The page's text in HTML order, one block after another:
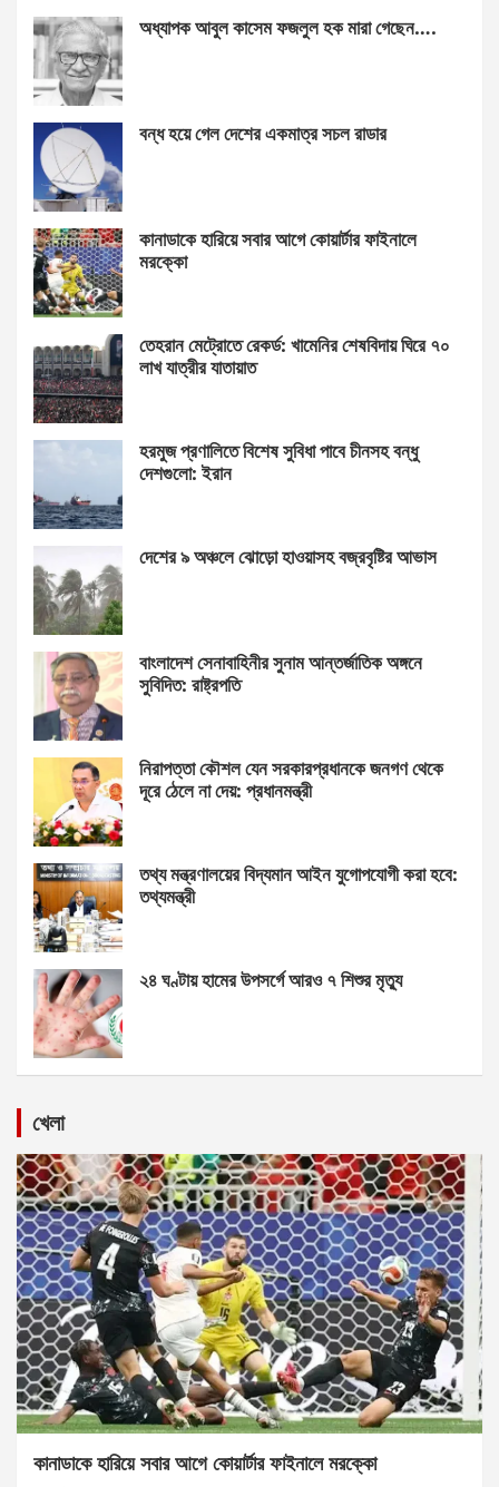
অধ্যাপক আবুল কাসেম ফজলুল হক মারা গেছেন….
বন্ধ হয়ে গেল দেশের একমাত্র সচল রাডার
কানাডাকে হারিয়ে সবার আগে কোয়ার্টার ফাইনালে
মরক্কো
তেহরান মেট্রোতে রেকর্ড: খামেনির শেষবিদায় ঘিরে ৭০
লাখ যাত্রীর যাতায়াত
হরমুজ প্রণালিতে বিশেষ সুবিধা পাবে চীনসহ বন্ধু
দেশগুলো: ইরান
দেশের ৯ অঞ্চলে ঝোড়ো হাওয়াসহ বজ্রবৃষ্টির আভাস
বাংলাদেশ সেনাবাহিনীর সুনাম আন্তর্জাতিক অঙ্গনে
সুবিদিত: রাষ্ট্রপতি
নিরাপত্তা কৌশল যেন সরকারপ্রধানকে জনগণ থেকে
দূরে ঠেলে না দেয়: প্রধানমন্ত্রী
তথ্য মন্ত্রণালয়ের বিদ্যমান আইন যুগোপযোগী করা হবে:
তথ্যমন্ত্রী
২৪ ঘণ্টায় হামের উপসর্গে আরও ৭ শিশুর মৃত্যু
খেলা
কানাডাকে হারিয়ে সবার আগে কোয়ার্টার ফাইনালে মরক্কো